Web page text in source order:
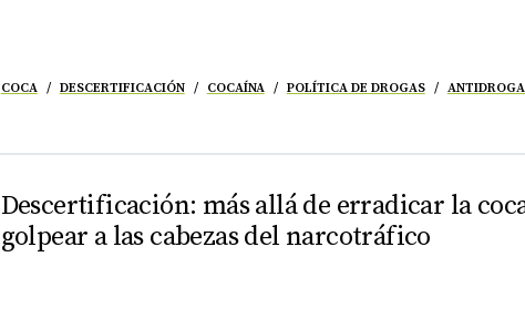
COCA DESCERTIFICACIÓN COCAÍNA POLÍTICA DE DROGAS
Descertificación: más allá de erradicar la
golpear a las cabezas del narcotráfico